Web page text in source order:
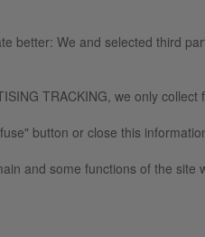
better: We and selected third
TRACKING, we only
button or close this
and some functions of the